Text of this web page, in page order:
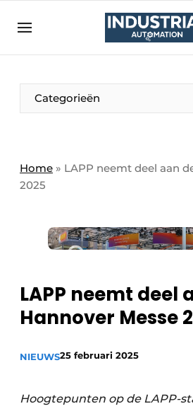
Aanmelden
Bedrijven
Bedrijven
Direct contact
Home
Nieuwsbrief
Vacature aanmelden
Video’s
Categorieën
Home » LAPP neemt deel aan
2025
LAPP neemt deel
Hannover Messe
NIEUWS25 februari 2025
Hoogtepunten op de LAPP-